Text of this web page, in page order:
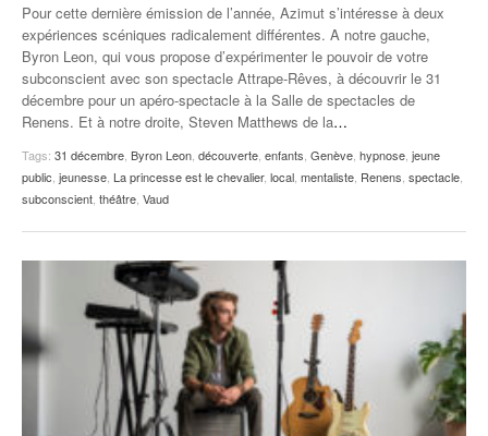
Pour cette dernière émission de l’année, Azimut s’intéresse à deux
expériences scéniques radicalement différentes. A notre gauche,
Byron Leon, qui vous propose d’expérimenter le pouvoir de votre
subconscient avec son spectacle Attrape-Rêves, à découvrir le 31
décembre pour un apéro-spectacle à la Salle de spectacles de
Renens. Et à notre droite, Steven Matthews de la…
Tags: 31 décembre Byron Leon découverte enfants Genève hypnose jeune
public jeunesse La princesse est le chevalier, local mentaliste Renens spectacle
subconscient théâtre Vaud